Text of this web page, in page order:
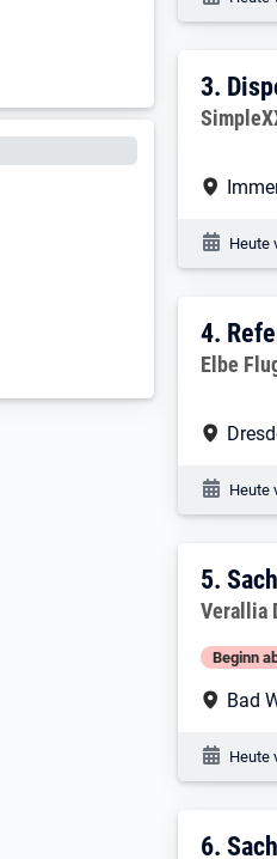
3.
3.
Heute
4.
4.
Elbe
Heute
5.
5.
Verallia
Beginn
Bad
Heute
6.
6.